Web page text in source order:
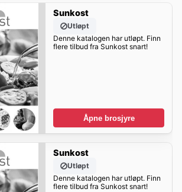
Sunkost
Utløpt
Denne katalogen har utløpt. Finn
flere tilbud fra Sunkost snart!
Åpne brosjyre
Sunkost
Utløpt
Denne katalogen har utløpt. Finn
flere tilbud fra Sunkost snart!